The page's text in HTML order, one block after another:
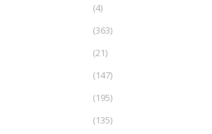
(4)
(363)
(21)
(147)
(195)
(135)